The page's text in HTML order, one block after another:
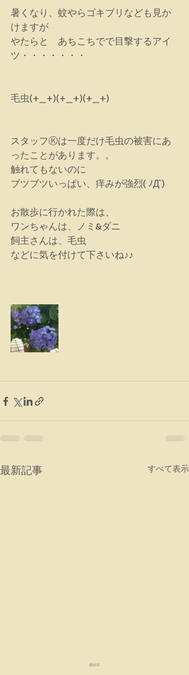
暑くなり、蚊やらゴキブリなども見か
けますが
やたらと　あちこちでで目撃するアイ
ツ・・・・・・・
毛虫(+_+)(+_+)(+_+)
スタッフⓀは一度だけ毛虫の被害にあ
ったことがあります。。
触れてもないのに
ブツブツいっぱい、痒みが強烈( ﾉД`)
お散歩に行かれた際は、
ワンちゃんは、ノミ&ダニ
飼主さんは、毛虫
などに気を付けて下さいね♪♪
最新記事 すべて表示